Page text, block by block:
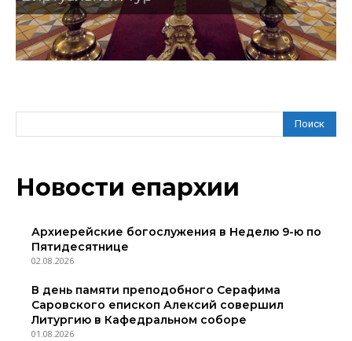
Поиск
Новости епархии
Архиерейские богослужения в Неделю 9-ю по
Пятидесятнице
02.08.2026
В день памяти преподобного Серафима
Саровского епископ Алексий совершил
Литургию в Кафедральном соборе
01.08.2026